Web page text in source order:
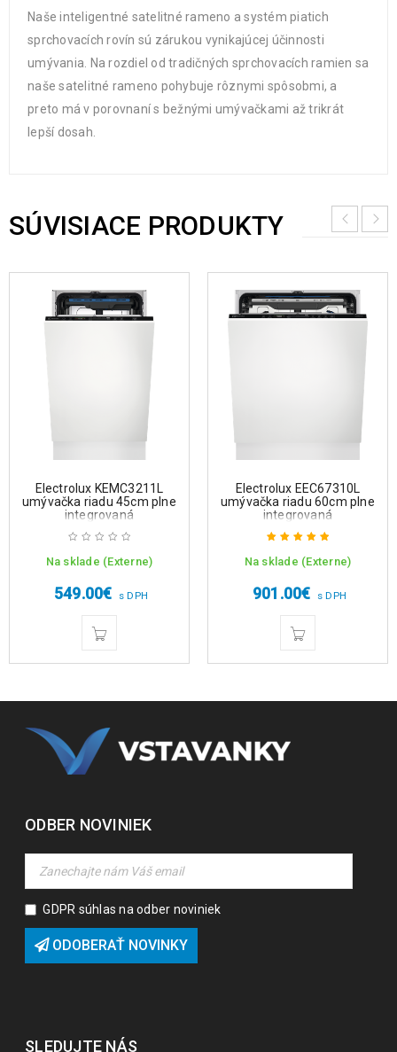
Naše inteligentné satelitné rameno a systém piatich
sprchovacích rovín sú zárukou vynikajúcej účinnosti
umývania. Na rozdiel od tradičných sprchovacích ramien sa
naše satelitné rameno pohybuje rôznymi spôsobmi, a
preto má v porovnaní s bežnými umývačkami až trikrát
lepší dosah.
SÚVISIACE PRODUKTY
Electrolux KEMC3211L
umývačka riadu 45cm plne
integrovaná
Na sklade (Externe)
549.00€ s DPH
Electrolux EEC67310L
umývačka riadu 60cm plne
integrovaná
Hodnotenie
Na sklade (Externe)
901.00€ s DPH
ODBER NOVINIEK
GDPR súhlas na odber noviniek
ODOBERAŤ NOVINKY
SLEDUJTE NÁS